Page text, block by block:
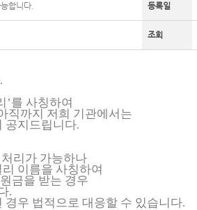
합니다. 등록일
조회
.
’를 사칭하여
직까지 저희 기관에서는
공지드립니다.
리가 가능하나
이름을 사칭하여
금을 받는 경우
.
우 법적으로 대응할 수 있습니다.